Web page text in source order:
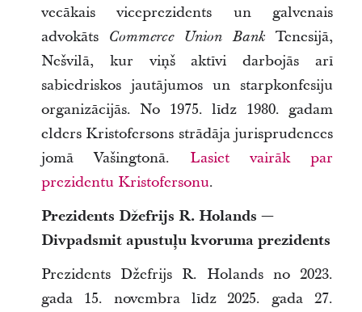
vecākais viceprezidents un galvenais
advokāts Commerce Union Bank Tenesijā,
Nešvilā, kur viņš aktīvi darbojās arī
sabiedriskos jautājumos un starpkonfesiju
organizācijās. No 1975. līdz 1980. gadam
elders Kristofersons strādāja jurisprudences
jomā Vašingtonā. Lasiet vairāk par
prezidentu Kristofersonu.
Prezidents Džefrijs R. Holands —
Divpadsmit apustuļu kvoruma prezidents
Prezidents Džefrijs R. Holands no 2023.
gada 15. novembra līdz 2025. gada 27.